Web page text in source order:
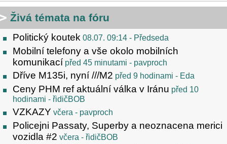
Živá témata na fóru
Politický koutek 08.07. 09:14 - Předseda
Mobilní telefony a vše okolo mobilních
komunikací před 45 minutami - pavproch
Dříve M135i, nyní ///M2 před 9 hodinami - Eda
Ceny PHM ref aktuální válka v Iránu před 10
hodinami - řidičBOB
VZKAZY včera - pavproch
Policejni Passaty, Superby a neoznacena merici
vozidla #2 včera - řidičBOB